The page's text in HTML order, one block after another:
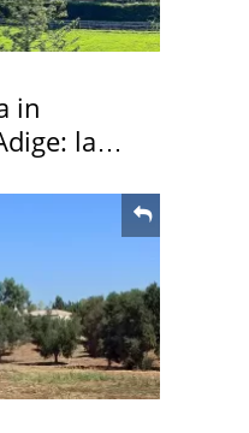
in
la